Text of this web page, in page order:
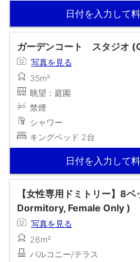
日付を入力して
ガーデンコート スタジオ
写真を見る
35m²
眺望：庭園
禁煙
シャワー
キングベッド 2台
日付を入力して
【女性専用ドミトリー】8
Dormitory, Female Only )
写真を見る
26m²
バルコニー/テラス